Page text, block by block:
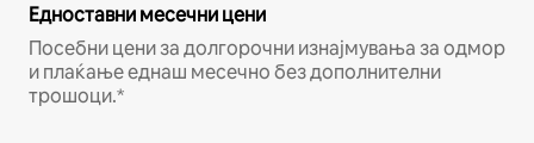
Едноставни месечни цени
Посебни цени за долгорочни изнајмувања за одмор
и плаќање еднаш месечно без дополнителни
трошоци.*